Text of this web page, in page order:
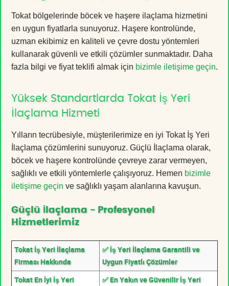
Tokat bölgelerinde böcek ve haşere ilaçlama hizmetini
en uygun fiyatlarla sunuyoruz. Haşere kontrolünde,
uzman ekibimiz en kaliteli ve çevre dostu yöntemleri
kullanarak güvenli ve etkili çözümler sunmaktadır. Daha
fazla bilgi ve fiyat teklifi almak için bizimle iletişime geçin.
Yüksek Standartlarda Tokat İş Yeri
İlaçlama Hizmeti
Yılların tecrübesiyle, müşterilerimize en iyi Tokat İş Yeri
İlaçlama çözümlerini sunuyoruz. Güçlü İlaçlama olarak,
böcek ve haşere kontrolünde çevreye zarar vermeyen,
sağlıklı ve etkili yöntemlerle çalışıyoruz. Hemen bizimle
iletişime geçin ve sağlıklı yaşam alanlarına kavuşun.
Güçlü İlaçlama - Profesyonel
Hizmetlerimiz
Tokat İş Yeri İlaçlama
Firması Hakkında
✅ İş Yeri İlaçlama Garantili ve
Uygun Fiyatlı Çözümler
Tokat En İyi İş Yeri
✅ En Yakın ve Güvenilir İş Yeri